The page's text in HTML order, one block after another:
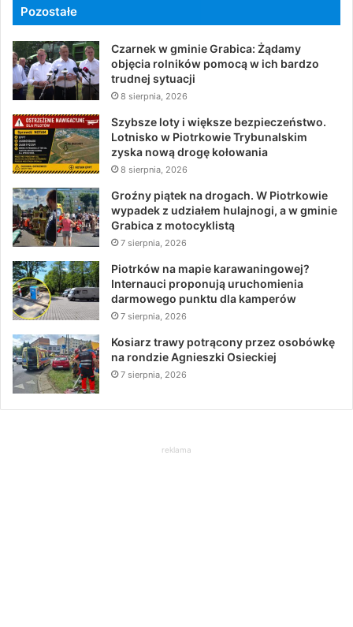
Pozostałe
Czarnek w gminie Grabica: Żądamy
objęcia rolników pomocą w ich bardzo
trudnej sytuacji
8 sierpnia, 2026
Szybsze loty i większe bezpieczeństwo.
Lotnisko w Piotrkowie Trybunalskim
zyska nową drogę kołowania
8 sierpnia, 2026
Groźny piątek na drogach. W Piotrkowie
wypadek z udziałem hulajnogi, a w gminie
Grabica z motocyklistą
7 sierpnia, 2026
Piotrków na mapie karawaningowej?
Internauci proponują uruchomienia
darmowego punktu dla kamperów
7 sierpnia, 2026
Kosiarz trawy potrącony przez osobówkę
na rondzie Agnieszki Osieckiej
7 sierpnia, 2026
reklama